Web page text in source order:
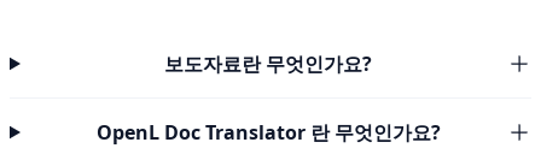
보도자료란 무엇인가요?
OpenL Doc Translator 란 무엇인가요?